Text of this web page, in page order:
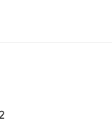
datos de contacto
la información de